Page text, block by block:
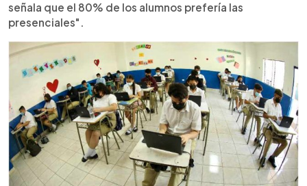
señala que el 80% de los alumnos prefería las
presenciales".